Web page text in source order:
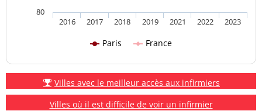
Paris France
2016 2017 2018 2019 2021 2022 2023
80
Villes avec le meilleur accès aux infirmiers
Villes où il est difficile de voir un infirmier